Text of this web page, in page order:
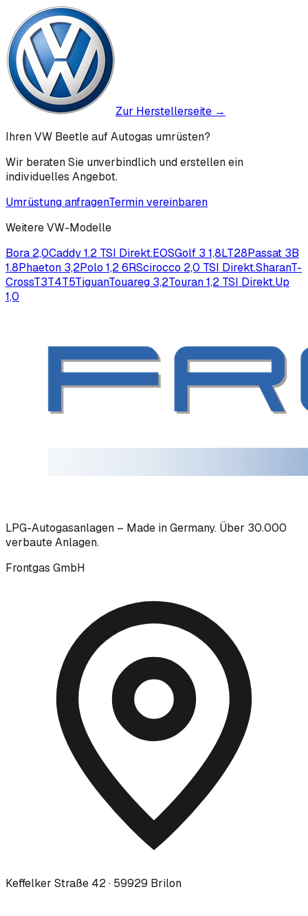
Zur Herstellerseite →
Ihren VW Beetle auf Autogas umrüsten?
Wir beraten Sie unverbindlich und erstellen ein
individuelles Angebot.
Umrüstung anfragenTermin vereinbaren
WeitereVW-Modelle
Bora 2,0Caddy 1.2 TSI Direkt.EOSGolf 3 1,8LT28Passat 3B
1.8Phaeton 3,2Polo 1,2 6RScirocco 2,0 TSI Direkt.SharanT-
CrossT3T4T5TiguanTouareg 3,2Touran 1,2 TSI Direkt.Up
1,0
LPG-Autogasanlagen – Made in Germany. Über 30.000
verbaute Anlagen.
Frontgas GmbH
Keffelker Straße 42 · 59929 Brilon